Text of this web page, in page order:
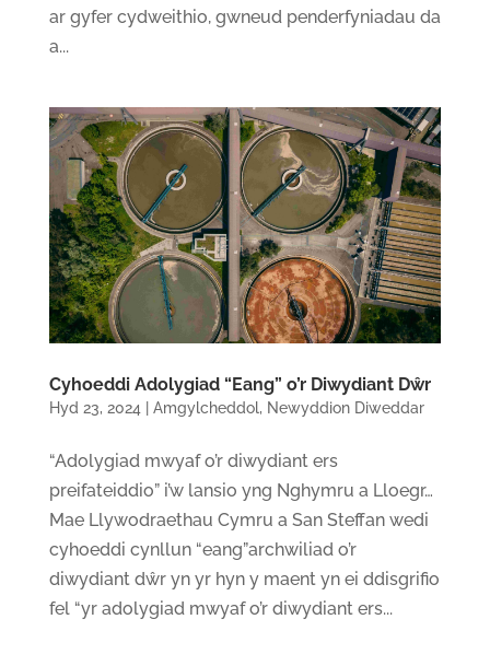
ar gyfer cydweithio, gwneud penderfyniadau da
a...
Cyhoeddi Adolygiad “Eang” o’r Diwydiant Dŵr
Hyd 23, 2024 | Amgylcheddol, Newyddion Diweddar
“Adolygiad mwyaf o’r diwydiant ers
preifateiddio” i’w lansio yng Nghymru a Lloegr…
Mae Llywodraethau Cymru a San Steffan wedi
cyhoeddi cynllun “eang”archwiliad o’r
diwydiant dŵr yn yr hyn y maent yn ei ddisgrifio
fel “yr adolygiad mwyaf o’r diwydiant ers...